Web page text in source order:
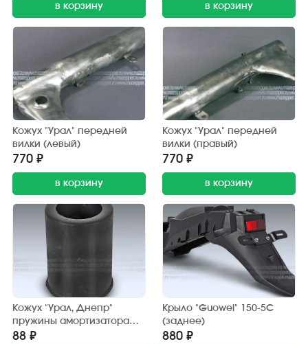
в корзину в корзину
Кожух "Урал" передней
вилки (левый)
770 ₽
в корзину
Кожух "Урал" передней
вилки (правый)
770 ₽
в корзину
Кожух "Урал, Днепр"
пружины амортизатора
(пластик)
88 ₽
Крыло "Guowei" 150-5С
(заднее)
880 ₽